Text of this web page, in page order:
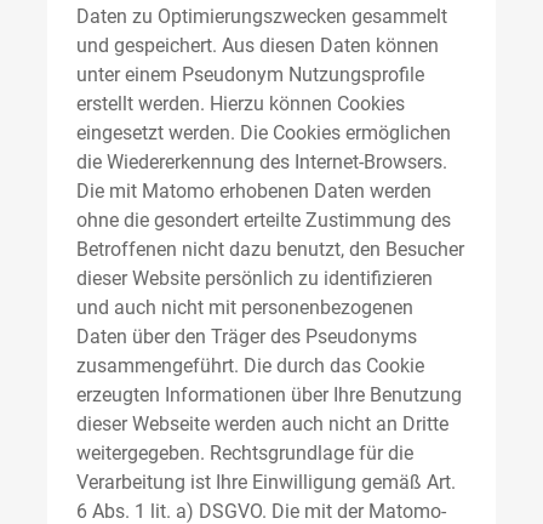
Daten zu Optimierungszwecken gesammelt
und gespeichert. Aus diesen Daten können
unter einem Pseudonym Nutzungsprofile
erstellt werden. Hierzu können Cookies
eingesetzt werden. Die Cookies ermöglichen
die Wiedererkennung des Internet-Browsers.
Die mit Matomo erhobenen Daten werden
ohne die gesondert erteilte Zustimmung des
Betroffenen nicht dazu benutzt, den Besucher
dieser Website persönlich zu identifizieren
und auch nicht mit personenbezogenen
Daten über den Träger des Pseudonyms
zusammengeführt. Die durch das Cookie
erzeugten Informationen über Ihre Benutzung
dieser Webseite werden auch nicht an Dritte
weitergegeben. Rechtsgrundlage für die
Verarbeitung ist Ihre Einwilligung gemäß Art.
6 Abs. 1 lit. a) DSGVO. Die mit der Matomo-